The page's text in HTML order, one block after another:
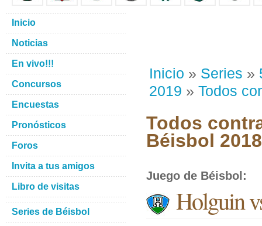
Inicio » Series »
2019 » Todos
Todos
Béisbol
Juego de Béisbol :
Holguin
Inicio
Noticias
En vivo!!!
Concursos
Encuestas
Pronósticos
Foros
Invita a tus amigos
Libro de visitas
Series de Béisbol